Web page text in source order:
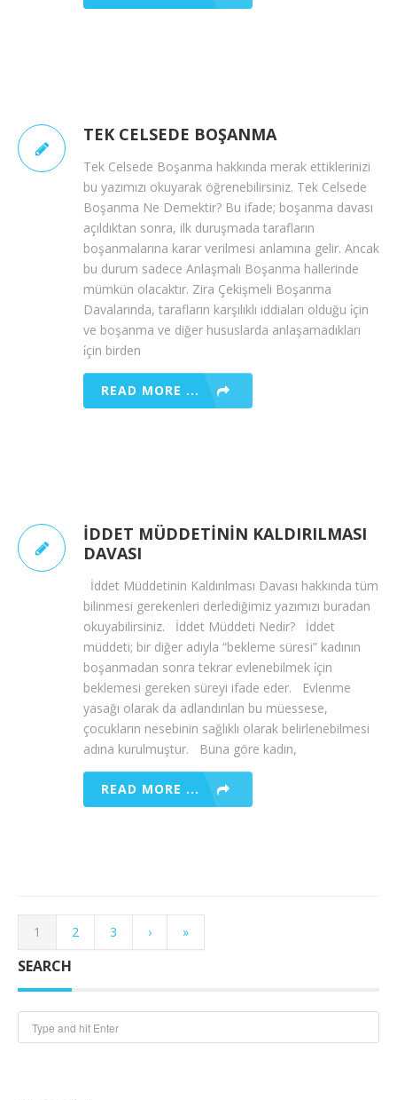
TEK CELSEDE BOŞANMA
Tek Celsede Boşanma hakkında merak ettiklerinizi
bu yazımızı okuyarak öğrenebilirsiniz. Tek Celsede
Boşanma Ne Demektir? Bu ifade; boşanma davası
açıldıktan sonra, ilk duruşmada tarafların
boşanmalarına karar verilmesi anlamına gelir. Ancak
bu durum sadece Anlaşmalı Boşanma hallerinde
mümkün olacaktır. Zira Çekişmeli Boşanma
Davalarında, tarafların karşılıklı iddiaları olduğu i̇çin
ve boşanma ve diğer hususlarda anlaşamadıkları
i̇çin birden
READ MORE ...
İDDET MÜDDETININ KALDIRILMASI
DAVASI
İddet Müddetinin Kaldırılması Davası hakkında tüm
bilinmesi gerekenleri derlediğimiz yazımızı buradan
okuyabilirsiniz. İddet Müddeti Nedir? İddet
müddeti; bir diğer adıyla “bekleme süresi” kadının
boşanmadan sonra tekrar evlenebilmek i̇çin
beklemesi gereken süreyi ifade eder. Evlenme
yasağı olarak da adlandırılan bu müessese,
çocukların nesebinin sağlıklı olarak belirlenebilmesi
adına kurulmuştur. Buna göre kadın,
READ MORE ...
1 2 3 › »
SEARCH